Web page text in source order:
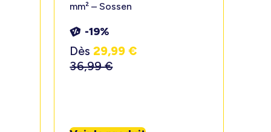
mm² – Sossen
-19%
Dès 29,99€
36,99€